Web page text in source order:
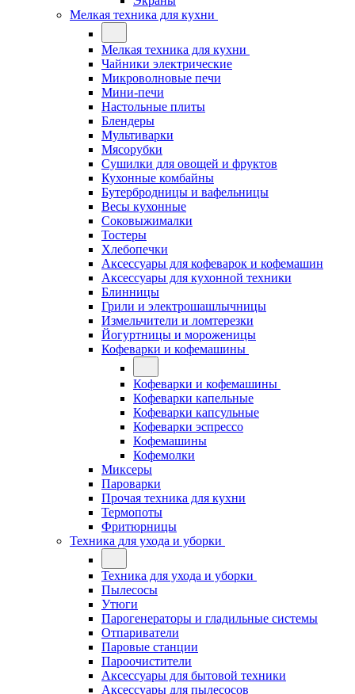
Мелкая техника для кухни
Мелкая техника для кухни
Чайники электрические
Микроволновые печи
Мини-печи
Настольные плиты
Блендеры
Мультиварки
Мясорубки
Сушилки для овощей и фруктов
Кухонные комбайны
Бутербродницы и вафельницы
Весы кухонные
Соковыжималки
Тостеры
Хлебопечки
Аксессуары для кофеварок и кофемашин
Аксессуары для кухонной техники
Блинницы
Грили и электрошашлычницы
Измельчители и ломтерезки
Йогуртницы и мороженицы
Кофеварки и кофемашины
Кофеварки и кофемашины
Кофеварки капельные
Кофеварки капсульные
Кофеварки эспрессо
Кофемашины
Кофемолки
Миксеры
Пароварки
Прочая техника для кухни
Термопоты
Фритюрницы
Техника для ухода и уборки
Техника для ухода и уборки
Пылесосы
Утюги
Парогенераторы и гладильные системы
Отпариватели
Паровые станции
Пароочистители
Аксессуары для бытовой техники
Аксессуары для пылесосов